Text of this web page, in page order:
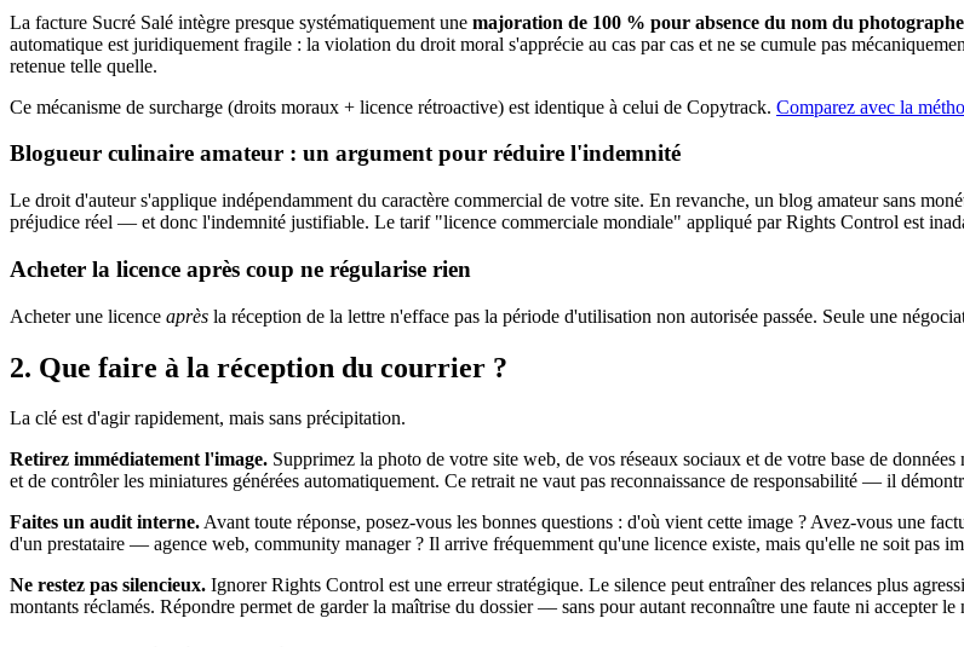
La facture Sucré Salé intègre presque systématiquement une majoration de 100 % pour absence du nom du photographe
automatique est juridiquement fragile : la violation du droit moral s'apprécie au cas par cas et ne se cumule pas
retenue telle quelle.
Ce mécanisme de surcharge (droits moraux + licence rétroactive) est identique à celui de Copytrack. Comparez avec la
Blogueur culinaire amateur : un argument pour réduire l'indemnité
Le droit d'auteur s'applique indépendamment du caractère commercial de votre site. En revanche, un blog amateur sans
préjudice réel — et donc l'indemnité justifiable. Le tarif "licence commerciale mondiale" appliqué par Rights Control est
Acheter la licence après coup ne régularise rien
Acheter une licence après la réception de la lettre n'efface pas la période d'utilisation non autorisée passée. Seule une
2. Que faire à la réception du courrier ?
La clé est d'agir rapidement, mais sans précipitation.
Retirez immédiatement l'image. Supprimez la photo de votre site web, de vos réseaux sociaux et de votre base de
et de contrôler les miniatures générées automatiquement. Ce retrait ne vaut pas reconnaissance de responsabilité — il
Faites un audit interne.Avant toute réponse, posez-vous les bonnes questions : d'où vient cette image ? Avez-vous une
d'un prestataire — agence web, community manager ? Il arrive fréquemment qu'une licence existe, mais qu'elle ne soit pas
Ne restez pas silencieux. Ignorer Rights Control est une erreur stratégique. Le silence peut entraîner des relances plus
montants réclamés. Répondre permet de garder la maîtrise du dossier — sans pour autant reconnaître une faute ni accepter le